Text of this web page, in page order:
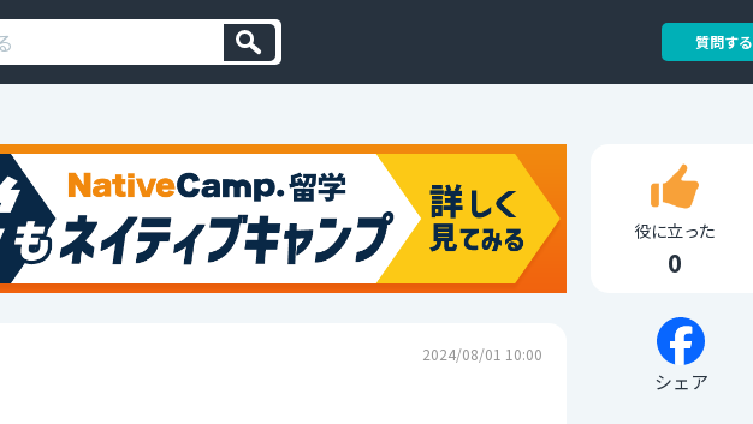
質問する
2024/08/01 10:00
役に立った
0
シェア